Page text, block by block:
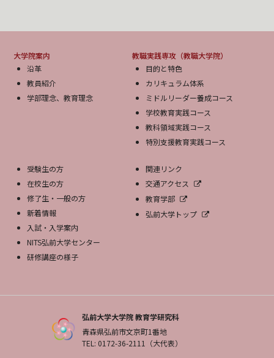
大学院案内
沿革
教員紹介
学部理念、教育理念
教職実践専攻（教職大学院）
目的と特色
カリキュラム体系
ミドルリーダー養成コース
学校教育実践コース
教科領域実践コース
特別支援教育実践コース
受験生の方
在校生の方
修了生・一般の方
新着情報
入試・入学案内
NITS弘前大学センター
研修講座の様子
関連リンク
交通アクセス
教育学部
弘前大学トップ
弘前大学大学院 教育学研究科
青森県弘前市文京町1番地
TEL: 0172-36-2111（大代表）